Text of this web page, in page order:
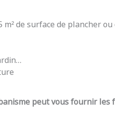
de surface de plancher
peut vous fournir